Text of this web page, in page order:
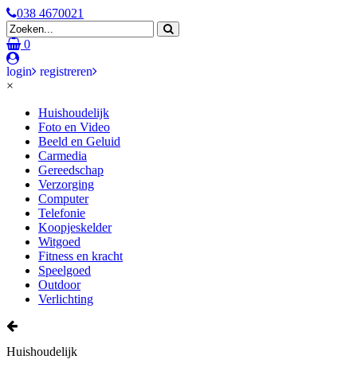
038 4670021
0
login
registreren
×
Huishoudelijk
Foto en Video
Beeld en Geluid
Carmedia
Gereedschap
Verzorging
Computer
Telefonie
Koopjeskelder
Witgoed
Fitness en kracht
Speelgoed
Outdoor
Verlichting
Huishoudelijk